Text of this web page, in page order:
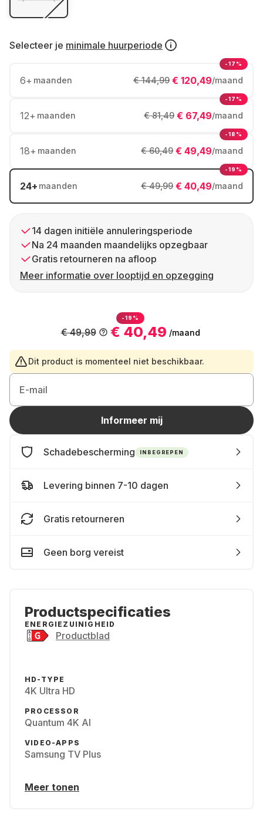
Selecteer je minimale huurperiode
6+ maanden € 120,49/maand
€ 144,99
-17%
12+ maanden € 67,49/maand
€ 81,49
-17%
18+ maanden € 49,49/maand
€ 60,49
-18%
24+ maanden € 40,49/maand
€ 49,99
-19%
14 dagen initiële annuleringsperiode
Na 24 maanden maandelijks opzegbaar
Gratis retourneren na afloop
Meer informatie over looptijd en opzegging
-19%
€ 40,49 /maand
€ 49,99
Dit product is momenteel niet beschikbaar.
E-mail
Informeer mij
Schadebescherming INBEGREPEN
Levering binnen 7-10 dagen
Gratis retourneren
Geen borg vereist
Productspecificaties
ENERGIEZUINIGHEID
Productblad
HD-TYPE
4K Ultra HD
PROCESSOR
Quantum 4K AI
VIDEO-APPS
Samsung TV Plus
Meer tonen